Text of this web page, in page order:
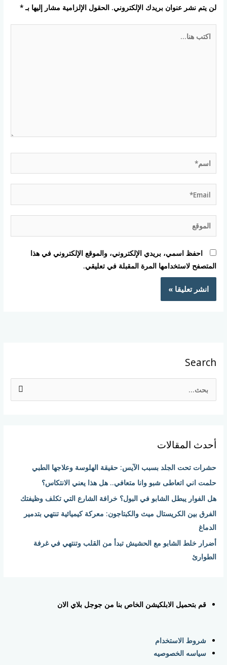
لن يتم نشر عنوان بريدك الإلكتروني. الحقول الإلزامية مشار إليها بـ*
اسم*
Email*
الموقع
احفظ اسمي، بريدي الإلكتروني، والموقع الإلكتروني في هذا
المتصفح لاستخدامها المرة المقبلة في تعليقي.
Search
ث
ن
:
أحدث المقالات
حشرات تحت الجلد بسبب الآيس: حقيقة الهلوسة وعلاجها الطبي
حلمت اني اتعاطى شبو وانا متعافي.. هل هذا يعني الانتكاس؟
هل الفوار يبطل الشابو في البول؟ خرافة الشارع التي تكلف وظيفتك
الفرق بين الكريستال ميث والكبتاجون: معركة كيميائية تنتهي بتدمير
الدماغ
أضرار خلط الشابو مع الحشيش تبدأ من القلب وتنتهي في غرفة
الطوارئ
قم بتحميل الابلكيشن الخاص بنا من جوجل بلاي الان
شروط الاستخدام
سياسه الخصوصيه